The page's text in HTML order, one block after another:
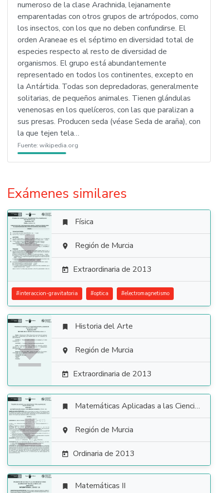
numeroso de la clase Arachnida, lejanamente
emparentadas con otros grupos de artrópodos, como
los insectos, con los que no deben confundirse. El
orden Araneae es el séptimo en diversidad total de
especies respecto al resto de diversidad de
organismos. El grupo está abundantemente
representado en todos los continentes, excepto en
la Antártida. Todas son depredadoras, generalmente
solitarias, de pequeños animales. Tienen glándulas
venenosas en los quelíceros, con las que paralizan a
sus presas. Producen seda (véase Seda de araña), con
la que tejen tela…
Fuente: wikipedia.org
Exámenes similares

 Física
 Región de Murcia
 Extraordinaria de 2013
#interaccion-gravitatoria #optica #electromagnetismo

 Historia del Arte
 Región de Murcia
 Extraordinaria de 2013

 Matemáticas Aplicadas a las Ciencias Sociales
 Región de Murcia
 Ordinaria de 2013
 Matemáticas II